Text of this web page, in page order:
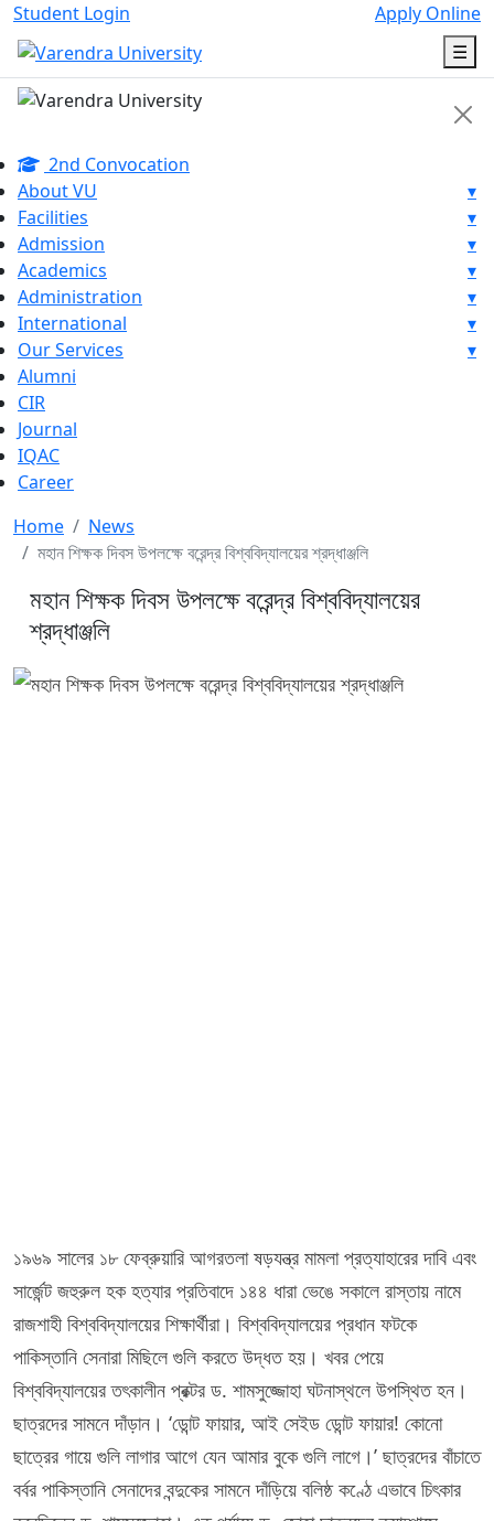
Student Login
Apply Online
☰
2nd Convocation
About VU
▾
Facilities
▾
Admission
▾
Academics
▾
Administration
▾
International
▾
Our Services
▾
Alumni
CIR
Journal
IQAC
Career
Home
News
মহান শিক্ষক দিবস উপলক্ষে বরেন্দ্র বিশ্ববিদ্যালয়ের শ্রদ্ধাঞ্জলি
মহান শিক্ষক দিবস উপলক্ষে বরেন্দ্র বিশ্ববিদ্যালয়ের
শ্রদ্ধাঞ্জলি
১৯৬৯ সালের ১৮ ফেব্রুয়ারি আগরতলা ষড়যন্ত্র মামলা প্রত্যাহারের দাবি এবং
সার্জেন্ট জহুরুল হক হত্যার প্রতিবাদে ১৪৪ ধারা ভেঙে সকালে রাস্তায় নামে
রাজশাহী বিশ্ববিদ্যালয়ের শিক্ষার্থীরা। বিশ্ববিদ্যালয়ের প্রধান ফটকে
পাকিস্তানি সেনারা মিছিলে গুলি করতে উদ্ধত হয়। খবর পেয়ে
বিশ্ববিদ্যালয়ের তৎকালীন প্রক্টর ড. শামসুজ্জোহা ঘটনাস্থলে উপস্থিত হন।
ছাত্রদের সামনে দাঁড়ান। ‘ডোন্ট ফায়ার, আই সেইড ডোন্ট ফায়ার! কোনো
ছাত্রের গায়ে গুলি লাগার আগে যেন আমার বুকে গুলি লাগে।’ ছাত্রদের বাঁচাতে
বর্বর পাকিস্তানি সেনাদের বন্দুকের সামনে দাঁড়িয়ে বলিষ্ঠ কণ্ঠে এভাবে চিৎকার